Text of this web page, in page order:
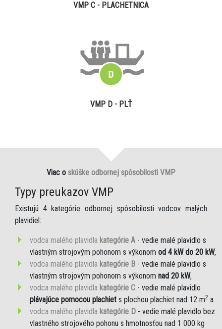
VMP C - PLACHETNICA
VMP D - PLŤ
Viac o skúške odbornej spôsobilosti VMP
Typy preukazov VMP
Existujú 4 kategórie odbornej spôsobilosti vodcov malých
plavidiel:
vodca malého plavidla kategórie A - vedie malé plavidlo s
vlastným strojovým pohonom s výkonom od 4 kW do 20 kW,
vodca malého plavidla kategórie B - vedie malé plavidlo s
vlastným strojovým pohonom s výkonom nad 20 kW,
vodca malého plavidla kategórie C - vedie malé plavidlo
plávajúce pomocou plachiet s plochou plachiet nad 12 m2 a
vodca malého plavidla kategórie D - vedie malé plavidlo bez
vlastného strojového pohonu s hmotnosťou nad 1 000 kg